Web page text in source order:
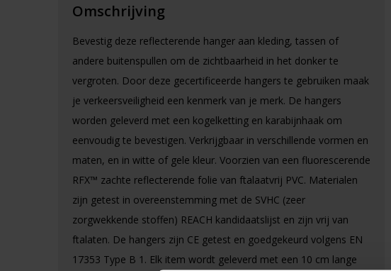
Omschrijving
Bevestig deze reflecterende hanger aan kleding, tassen of
andere buitenspullen om de zichtbaarheid in het donker te
vergroten. Door deze gecertificeerde hangers te gebruiken maak
je verkeersveiligheid een kenmerk van je merk. De hangers
worden geleverd met een kogelketting en karabijnhaak om
eenvoudig te bevestigen. Verkrijgbaar in verschillende vormen en
maten, en in witte of gele kleur. Voorzien van een fluorescerende
RFX™ zachte reflecterende folie van ftalaatvrij PVC. Materialen
zijn getest in overeenstemming met de SVHC (zeer
zorgwekkende stoffen) REACH kandidaatslijst en zijn vrij van
ftalaten. De hangers zijn CE getest en goedgekeurd volgens EN
17353 Type B 1. Elk item wordt geleverd met een 10 cm lange